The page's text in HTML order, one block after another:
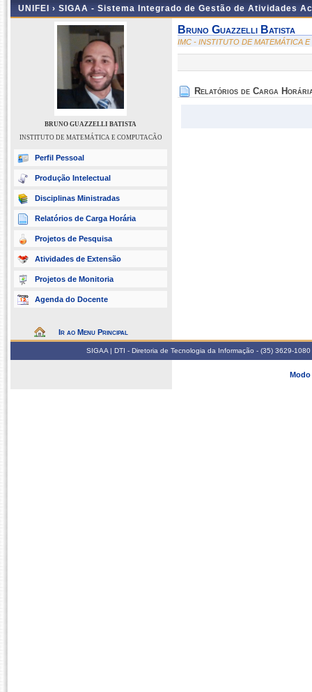
UNIFEI › SIGAA - Sistema Integrado de Gestão de Atividades
BRUNO GUAZZELLI BATISTA
INSTITUTO DE MATEMÁTICA E COMPUTACÃO
Perfil Pessoal
Produção Intelectual
Disciplinas Ministradas
Relatórios de Carga Horária
Projetos de Pesquisa
Atividades de Extensão
Projetos de Monitoria
Agenda do Docente
Ir ao Menu Principal
Bruno Guazzelli Batista
IMC - INSTITUTO DE MATEMÁTICA
Relatórios de Carga
SIGAA | DTI - Diretoria de Tecnologia da Informação - (35) 3629-
Modo